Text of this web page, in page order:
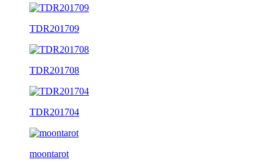
TDR201709
TDR201708
TDR201704
moontarot